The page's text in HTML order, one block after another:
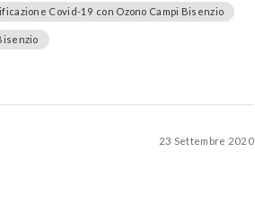
Covid-19 con Ozono Campi Bisenzio
23 Settembre 2020